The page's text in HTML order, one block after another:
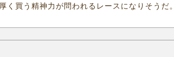
く買う精神力が問われるレースになりそうだ。